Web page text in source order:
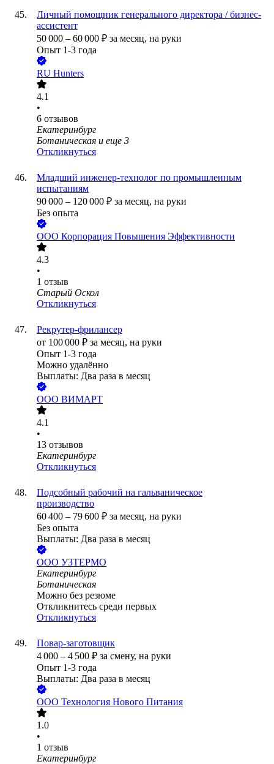
Личный помощник генерального директора / бизнес-
ассистент
50 000 – 60 000 ₽ за месяц, на руки
Опыт 1-3 года
RU Hunters
4.1
•
6 отзывов
Екатеринбург
Ботаническая и еще 3
Откликнуться
Младший инженер-технолог по промышленным
испытаниям
90 000 – 120 000 ₽ за месяц, на руки
Без опыта
ООО Корпорация Повышения Эффективности
4.3
•
1 отзыв
Старый Оскол
Откликнуться
Рекрутер-фрилансер
от 100 000 ₽ за месяц, на руки
Опыт 1-3 года
Можно удалённо
Выплаты: Два раза в месяц
ООО ВИМАРТ
4.1
•
13 отзывов
Екатеринбург
Откликнуться
Подсобный рабочий на гальваническое
производство
60 400 – 79 600 ₽ за месяц, на руки
Без опыта
Выплаты: Два раза в месяц
ООО УЗТЕРМО
Екатеринбург
Ботаническая
Можно без резюме
Откликнитесь среди первых
Откликнуться
Повар-заготовщик
4 000 – 4 500 ₽ за смену, на руки
Опыт 1-3 года
Выплаты: Два раза в месяц
ООО Технология Нового Питания
1.0
•
1 отзыв
Екатеринбург